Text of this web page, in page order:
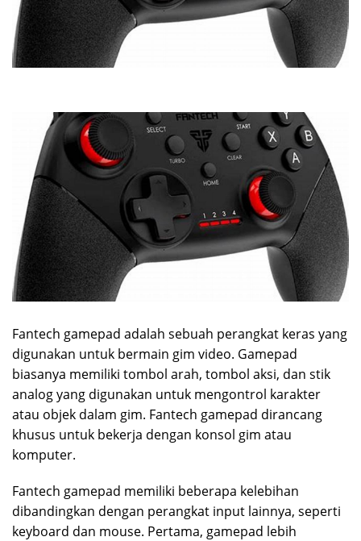
Fantech gamepad adalah sebuah perangkat keras yang
digunakan untuk bermain gim video. Gamepad
biasanya memiliki tombol arah, tombol aksi, dan stik
analog yang digunakan untuk mengontrol karakter
atau objek dalam gim. Fantech gamepad dirancang
khusus untuk bekerja dengan konsol gim atau
komputer.
Fantech gamepad memiliki beberapa kelebihan
dibandingkan dengan perangkat input lainnya, seperti
keyboard dan mouse. Pertama, gamepad lebih